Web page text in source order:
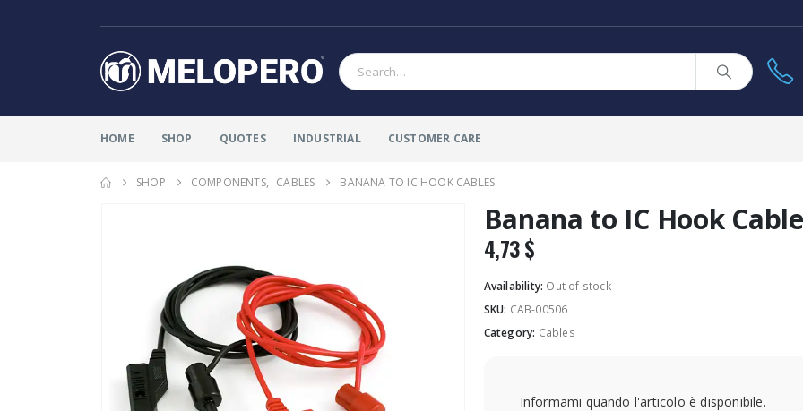
HOME SHOP QUOTES INDUSTRIAL CUSTOMER CARE
SHOP COMPONENTS, CABLES BANANA TO IC HOOK CABLES
Banana to IC Hook
4,73$
Availability: Out of stock
SKU: CAB-00506
Category: Cables
Informami quando l'articolo è disponibile.